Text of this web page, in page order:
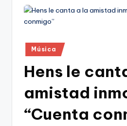
Publicado
en
Música
Hens le
amistad
“Cuenta